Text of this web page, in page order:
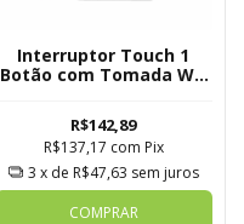
Interruptor Touch 1
Botão com Tomada Wi-
R$142,89
R$137,17 com Pix
3 x de R$47,63 sem juros
COMPRAR